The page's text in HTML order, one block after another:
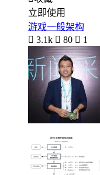
立即使用
游戏一般架构
 3.1k  80  1